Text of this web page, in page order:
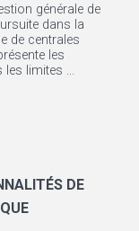
générale de
dans la
de centrales
les
limites ...
DE